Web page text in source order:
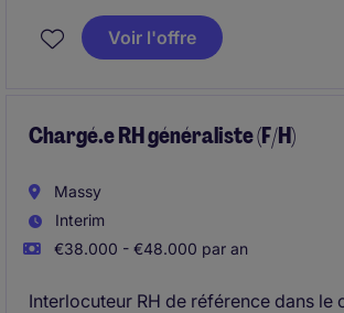
Voir l'offre
Chargé.e RH généraliste (F/H)
Massy
Interim
€38.000 - €48.000 par an
Interlocuteur RH de référence dans le